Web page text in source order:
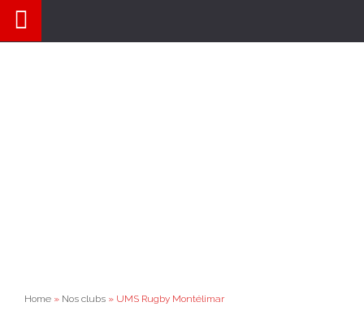
contenu
Home » Nos clubs » UMS Rugby Montélimar